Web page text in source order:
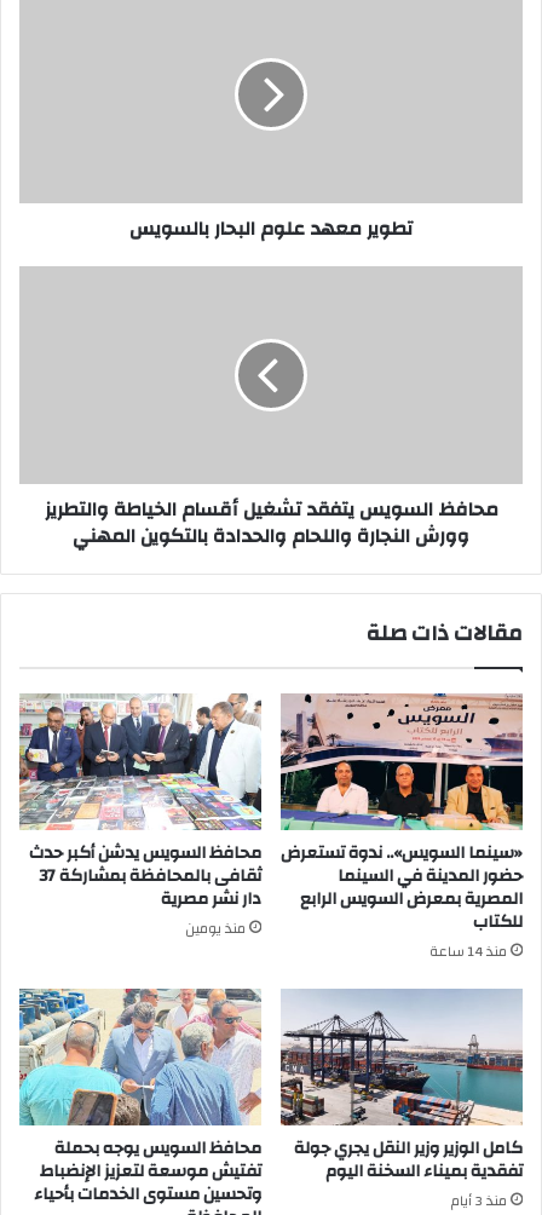
تطوير معهد علوم البحار بالسويس
النجارة
واللحام
والحدادة
المهني
محافظ السويس يتفقد تشغيل أقسام الخياطة والتطريز
وورش النجارة واللحام والحدادة بالتكوين المهني
مقالات ذات صلة
«سينما السويس».. ندوة تستعرض
حضور المدينة في السينما
المصرية بمعرض السويس الرابع
للكتاب
منذ 14 ساعة
محافظ السويس يدشن أكبر حدث
ثقافى بالمحافظة بمشاركة 37
دار نشر مصرية
منذ يومين
كامل الوزير وزير النقل يجري جولة
تفقدية بميناء السخنة اليوم
منذ 3 أيام
محافظ السويس يوجه بحملة
تفتيش موسعة لتعزيز الإنضباط
وتحسين مستوى الخدمات بأحياء